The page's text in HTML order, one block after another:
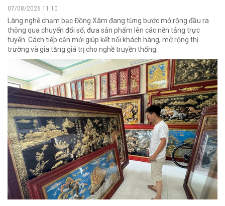
07/08/2026 11:10
Làng nghề chạm bạc Đồng Xâm đang từng bước mở rộng đầu ra
thông qua chuyển đổi số, đưa sản phẩm lên các nền tảng trực
tuyến. Cách tiếp cận mới giúp kết nối khách hàng, mở rộng thị
trường và gia tăng giá trị cho nghề truyền thống.